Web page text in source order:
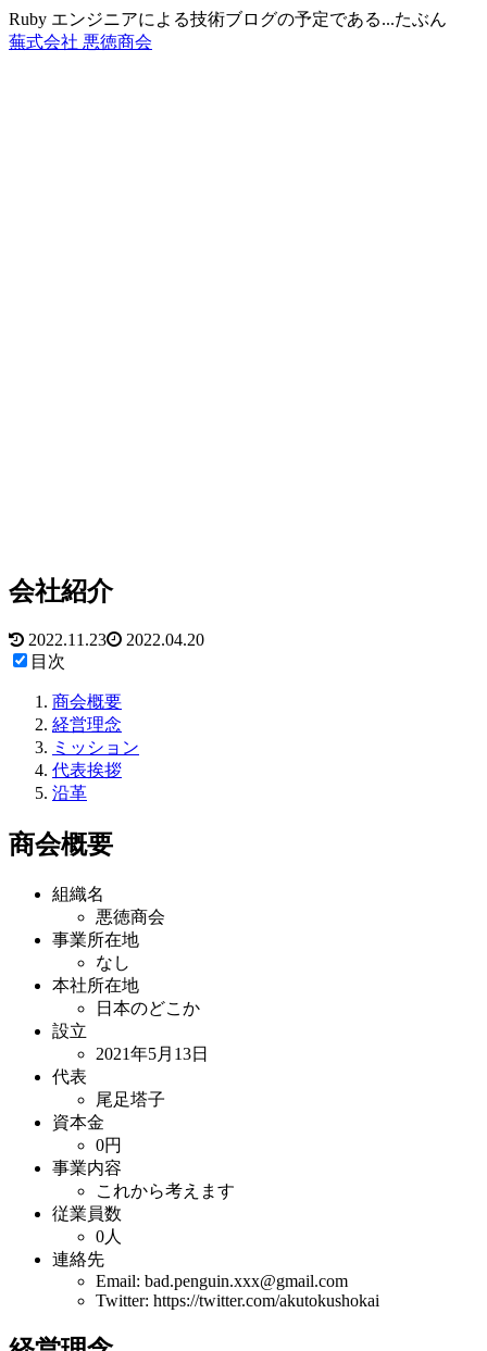
Ruby エンジニアによる技術ブログの予定である...たぶん
蕪式会社 悪徳商会
会社紹介
2022.11.23
2022.04.20
目次
商会概要
経営理念
ミッション
代表挨拶
沿革
商会概要
組織名
悪徳商会
事業所在地
なし
本社所在地
日本のどこか
設立
2021年5月13日
代表
尾足塔子
資本金
0円
事業内容
これから考えます
従業員数
0人
連絡先
Email: bad.penguin.xxx@gmail.com
Twitter: https://twitter.com/akutokushokai